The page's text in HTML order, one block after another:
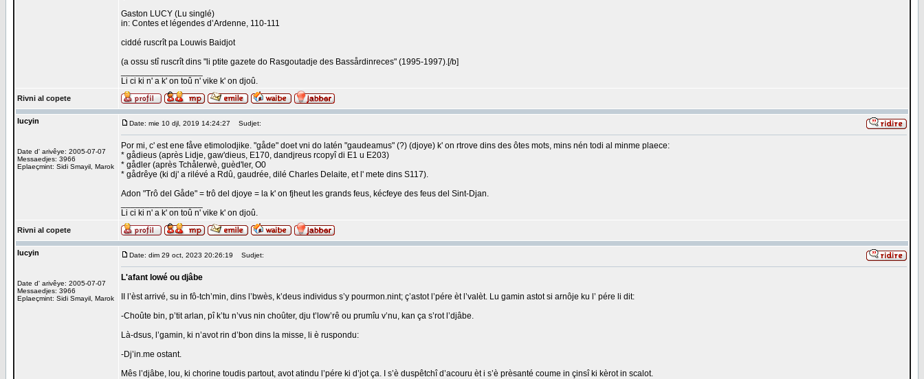
Gaston LUCY (Lu singlé)
in: Contes et légendes d’Ardenne, 110-111
ciddé ruscrît pa Louwis Baidjot
(a ossu stî ruscrît dins "li ptite gazete do Rasgoutadje des Bassårdinreces" (1995-1997).[/b]
Li ci ki n' a k' on toû n' vike k' on djoû.
Rivni al copete
lucyin
Date d' arivêye: 2005-07-07
Messaedjes: 3966
Eplaeçmint: Sidi Smayil, Marok
Date: mie 10 djl, 2019 14:24:27 Sudjet:
Por mi, c' est ene fåve etimolodjike. "gåde" doet vni do latén "gaudeamus" (?) (djoye) k' on rtrove dins des ôtes mots, mins nén todi al minme plaece:
* gådieus (après Lidje, gaw'dieus, E170, dandjreus rcopyî di E1 u E203)
* gådler (après Tchålerwè, guèd'ler, O0
* gådrêye (ki dj' a rilévé a Rdû, gaudrée, dilé Charles Delaite, et l' mete dins S117).
Adon "Trô del Gåde" = trô del djoye = la k' on fjheut les grands feus, kécfeye des feus del Sint-Djan.
Li ci ki n' a k' on toû n' vike k' on djoû.
Rivni al copete
lucyin
Date d' arivêye: 2005-07-07
Messaedjes: 3966
Eplaeçmint: Sidi Smayil, Marok
Date: dim 29 oct, 2023 20:26:19 Sudjet:
L'afant lowé ou djâbe
II l’èst arrivé, su in fô-tch’min, dins l’bwès, k’deus individus s’y pourmon.nint; ç’astot l’pére èt l’valèt. Lu gamin astot si arnôje ku l’ pére li dit:
-Choûte bin, p’tit arlan, pî k’tu n’vus nin choûter, dju t’low’rê ou prumîu v’nu, kan ça s’rot l’djâbe.
Là-dsus, l’gamin, ki n’avot rin d’bon dins la misse, li è ruspondu:
-Dj’in.me ostant.
Mês l’djâbe, lou, ki chorine toudis partout, avot atindu l’pére ki d’jot ça. I s’è duspêtchî d’acouru èt i s’è prèsanté coume in çinsî ki kèrot in scalot.